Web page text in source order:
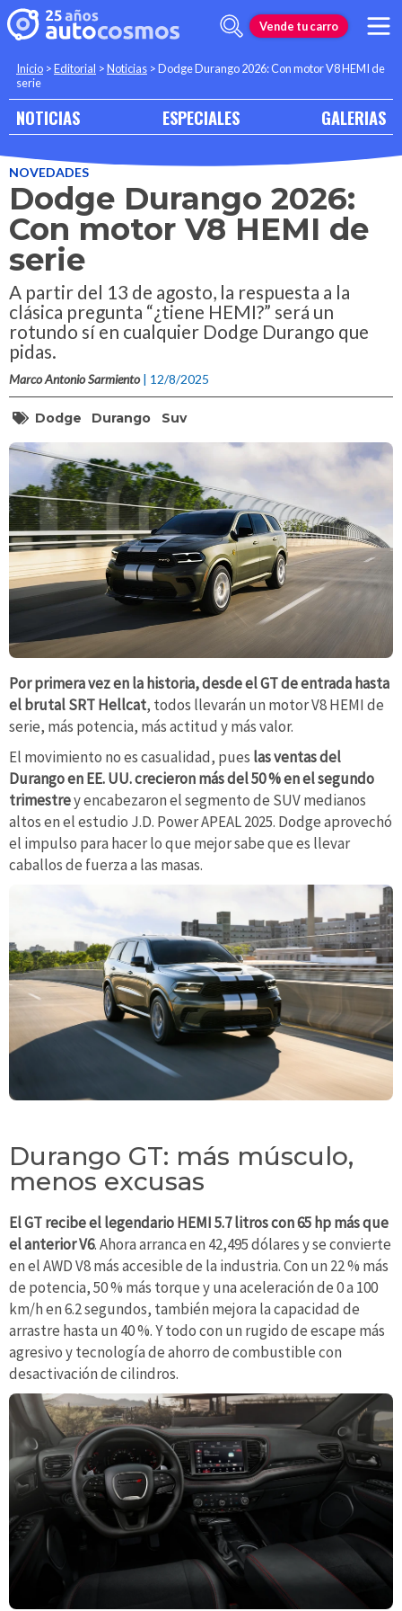
Vende tu carro
Inicio >Editorial >Noticias >Dodge Durango 2026: Con motor V8 HEMI de
serie
NOTICIAS ESPECIALES GALERIAS
NOVEDADES
Dodge Durango 2026:
Con motor V8 HEMI de
serie
A partir del 13 de agosto, la respuesta a la
clásica pregunta “¿tiene HEMI?” será un
rotundo sí en cualquier Dodge Durango que
pidas.
Marco Antonio Sarmiento | 12/8/2025
Dodge Durango Suv
Por primera vez en la historia, desde el GT de entrada hasta
el brutal SRT Hellcat, todos llevarán un motor V8 HEMI de
serie, más potencia, más actitud y más valor.
El movimiento no es casualidad, pues las ventas del
Durango en EE. UU. crecieron más del 50 % en el segundo
trimestrey encabezaron el segmento de SUV medianos
altos en el estudio J.D. Power APEAL 2025. Dodge aprovechó
el impulso para hacer lo que mejor sabe que es llevar
caballos de fuerza a las masas.
Durango GT: más músculo,
menos excusas
El GT recibe el legendario HEMI 5.7 litros con 65 hp más que
el anterior V6. Ahora arranca en 42,495 dólares y se convierte
en el AWD V8 más accesible de la industria. Con un 22 % más
de potencia, 50 % más torque y una aceleración de 0 a 100
km/h en 6.2 segundos, también mejora la capacidad de
arrastre hasta un 40 %. Y todo con un rugido de escape más
agresivo y tecnología de ahorro de combustible con
desactivación de cilindros.